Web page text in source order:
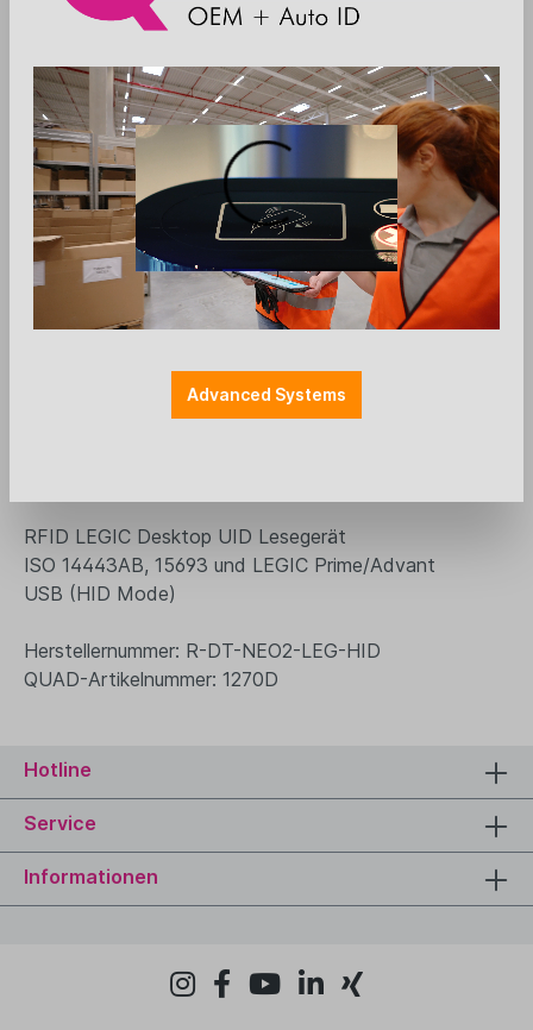
angezeigt
Zum Merkzettel hinzufügen
HF RFID
RFID LEGIC Desktop UID Lesegerät
ISO 14443AB, 15693 und LEGIC Prime/Advant
USB (HID Mode)
Herstellernummer: R-DT-NEO2-LEG-HID
QUAD-Artikelnummer: 1270D
Hotline
Service
Informationen
Advanced Systems